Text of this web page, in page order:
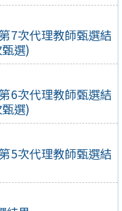
7次代理教師甄選結
選)
6次代理教師甄選結
選)
5次代理教師甄選結